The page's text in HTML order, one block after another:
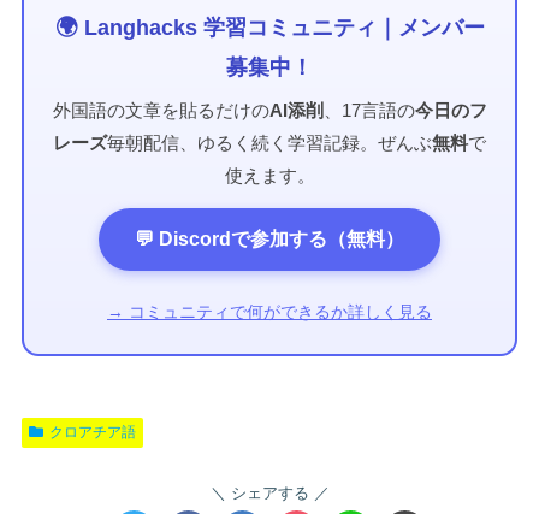
🌍 Langhacks 学習コミュニティ｜メンバー
募集中！
外国語の文章を貼るだけのAI添削 、17言語の今日のフ
レーズ毎朝配信、ゆるく続く学習記録。ぜんぶ無料で
使えます。
💬 Discordで参加する（無料）
→ コミュニティで何ができるか詳しく見る
クロアチア語
シェアする